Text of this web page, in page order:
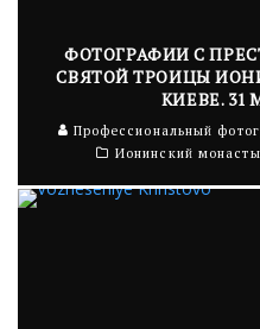
ФОТОГРАФИИ С
СВЯТОЙ ТРОИЦЫ
КИЕВЕ. 31
Профессиональный
Ионинский